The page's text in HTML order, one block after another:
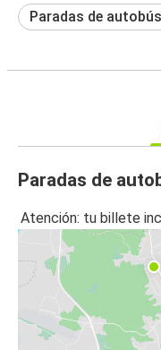
Paradas de autobús
Paradas de
Atención: tu billete